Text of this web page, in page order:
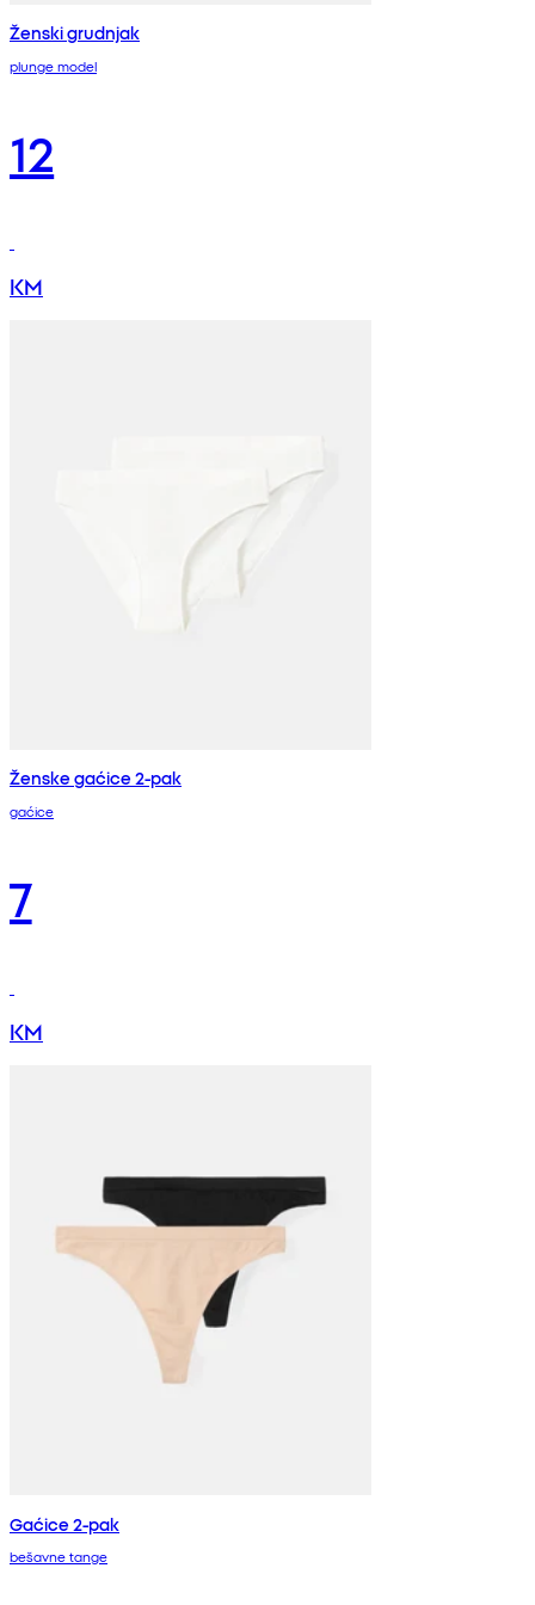
Ženski grudnjak
plunge model
12
KM
Ženske gaćice 2-pak
gaćice
7
KM
Gaćice 2-pak
bešavne tange